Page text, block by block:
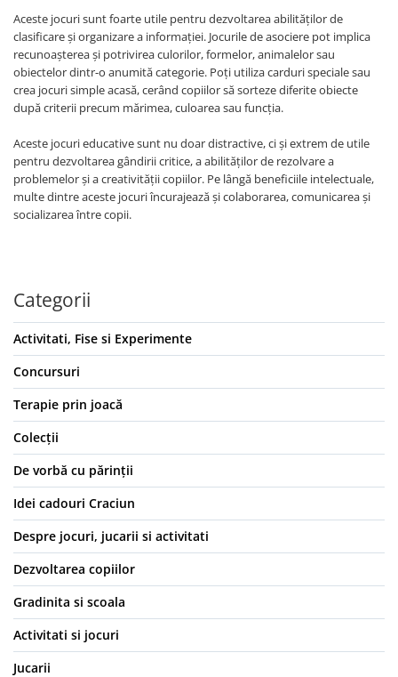
Aceste jocuri sunt foarte utile pentru dezvoltarea abilităților de
clasificare și organizare a informației. Jocurile de asociere pot implica
recunoașterea și potrivirea culorilor, formelor, animalelor sau
obiectelor dintr-o anumită categorie. Poți utiliza carduri speciale sau
crea jocuri simple acasă, cerând copiilor să sorteze diferite obiecte
după criterii precum mărimea, culoarea sau funcția.
Aceste jocuri educative sunt nu doar distractive, ci și extrem de utile
pentru dezvoltarea gândirii critice, a abilităților de rezolvare a
problemelor și a creativității copiilor. Pe lângă beneficiile intelectuale,
multe dintre aceste jocuri încurajează și colaborarea, comunicarea și
socializarea între copii.
Categorii
Activitati, Fise si Experimente
Concursuri
Terapie prin joacă
Colecții
De vorbă cu părinții
Idei cadouri Craciun
Despre jocuri, jucarii si activitati
Dezvoltarea copiilor
Gradinita si scoala
Activitati si jocuri
Jucarii